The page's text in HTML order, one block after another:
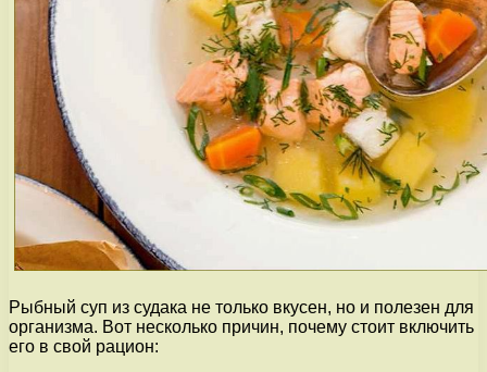
Рыбный суп из судака не только вкусен, но и полезен для
организма. Вот несколько причин, почему стоит включить
его в свой рацион: